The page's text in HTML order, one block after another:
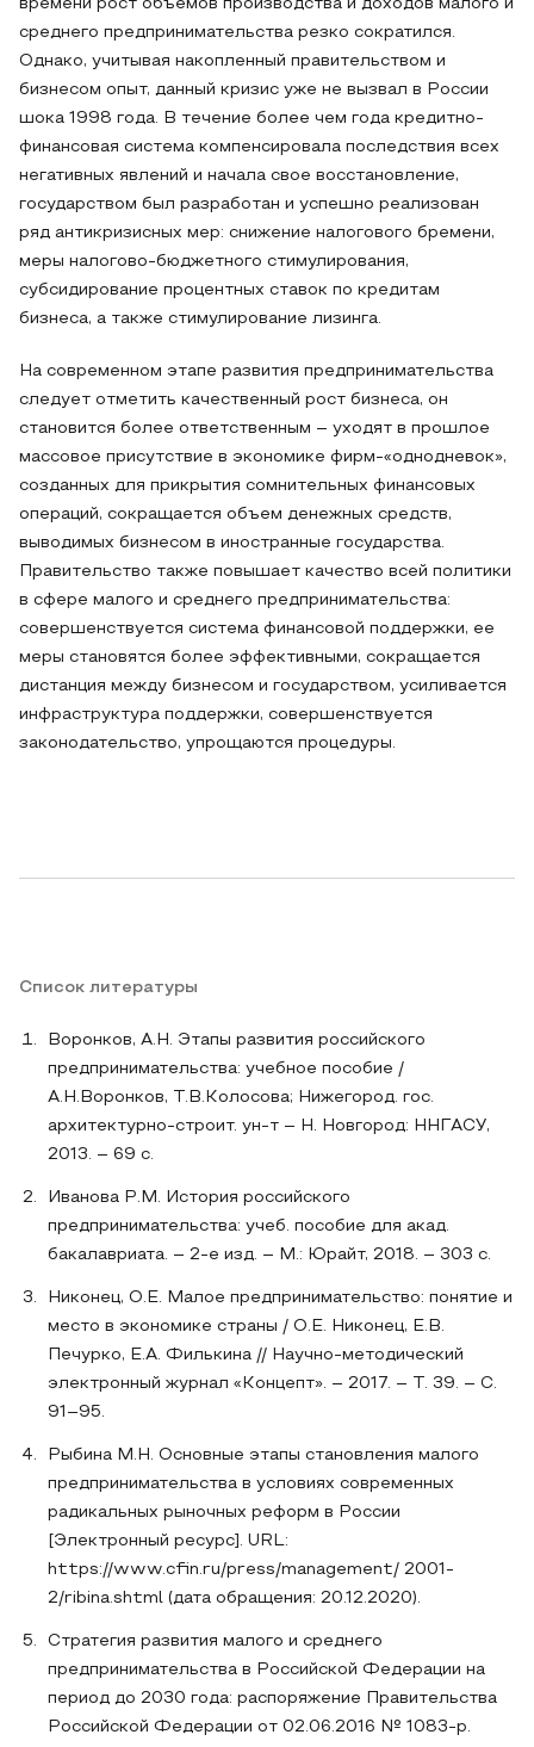
времени рост объемов производства и доходов малого и
среднего предпринимательства резко сократился.
Однако, учитывая накопленный правительством и
бизнесом опыт, данный кризис уже не вызвал в России
шока 1998 года. В течение более чем года кредитно-
финансовая система компенсировала последствия всех
негативных явлений и начала свое восстановление,
государством был разработан и успешно реализован
ряд антикризисных мер: снижение налогового бремени,
меры налогово-бюджетного стимулирования,
субсидирование процентных ставок по кредитам
бизнеса, а также стимулирование лизинга.
На современном этапе развития предпринимательства
следует отметить качественный рост бизнеса, он
становится более ответственным – уходят в прошлое
массовое присутствие в экономике фирм-«однодневок»,
созданных для прикрытия сомнительных финансовых
операций, сокращается объем денежных средств,
выводимых бизнесом в иностранные государства.
Правительство также повышает качество всей политики
в сфере малого и среднего предпринимательства:
совершенствуется система финансовой поддержки, ее
меры становятся более эффективными, сокращается
дистанция между бизнесом и государством, усиливается
инфраструктура поддержки, совершенствуется
законодательство, упрощаются процедуры.
Список литературы
Воронков, А.Н. Этапы развития российского
предпринимательства: учебное пособие /
А.Н.Воронков, Т.В.Колосова; Нижегород. гос.
архитектурно-строит. ун-т – Н. Новгород: ННГАСУ,
2013. – 69 с.
Иванова Р.М. История российского
предпринимательства: учеб. пособие для акад.
бакалавриата. – 2-е изд. – М.: Юрайт, 2018. – 303 с.
Никонец, О.Е. Малое предпринимательство: понятие и
место в экономике страны / О.Е. Никонец, Е.В.
Печурко, Е.А. Филькина // Научно-методический
электронный журнал «Концепт». – 2017. – Т. 39. – С.
91–95.
Рыбина М.Н. Основные этапы становления малого
предпринимательства в условиях современных
радикальных рыночных реформ в России
[Электронный ресурс]. URL:
https://www.cfin.ru/press/management/ 2001-
2/ribina.shtml (дата обращения: 20.12.2020).
Стратегия развития малого и среднего
предпринимательства в Российской Федерации на
период до 2030 года: распоряжение Правительства
Российской Федерации от 02.06.2016 № 1083-р.